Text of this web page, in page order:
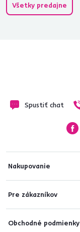
Všetky predajne
Spustiť chat
Nakupovanie
Pre zákazníkov
Obchodné podmienky